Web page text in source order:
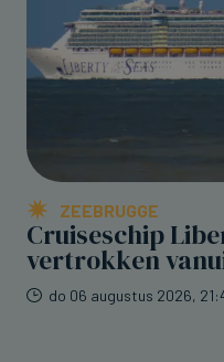
ZEEBRUGGE
Cruiseschip
vertrokken
do 06 augustus 2026,